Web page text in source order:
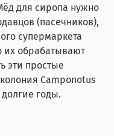
для сиропа нужно
(пасечников),
супермаркета
их обрабатывают
эти простые
Camponotus
годы.